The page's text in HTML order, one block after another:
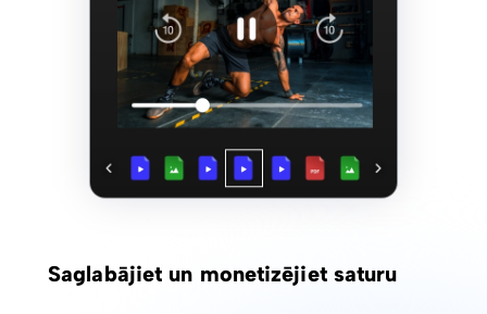
Saglabājiet un monetizējiet saturu